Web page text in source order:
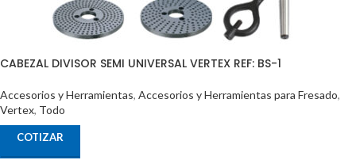
CABEZAL DIVISOR SEMI UNIVERSAL VERTEX REF: BS-1
Accesorios y Herramientas, Accesorios y Herramientas para Fresado,
Vertex, Todo
COTIZAR